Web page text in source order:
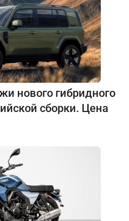
нового гибридного
сборки. Цена